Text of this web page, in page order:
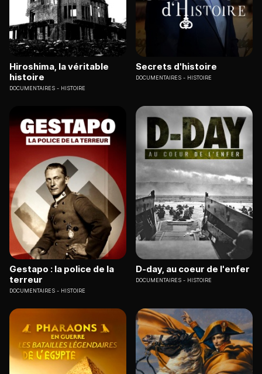
Hiroshima, la véritable
histoire
DOCUMENTAIRES HISTOIRE
Secrets d'histoire
DOCUMENTAIRES HISTOIRE
Gestapo : la police de la
terreur
DOCUMENTAIRES HISTOIRE
D-day, au coeur de l'enfer
DOCUMENTAIRES HISTOIRE